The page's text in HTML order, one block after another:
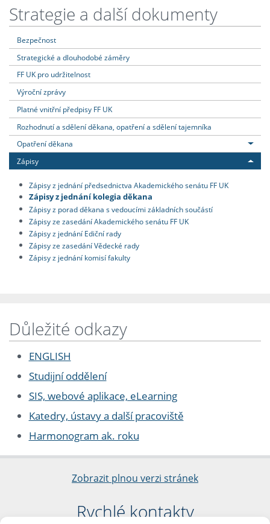
Strategie a další dokumenty
Bezpečnost
Strategické a dlouhodobé záměry
FF UK pro udržitelnost
Výroční zprávy
Platné vnitřní předpisy FF UK
Rozhodnutí a sdělení děkana, opatření a sdělení tajemníka
Opatření děkana
Zápisy
Zápisy z jednání předsednictva Akademického senátu FF UK
Zápisy z jednání kolegia děkana
Zápisy z porad děkana s vedoucími základních součástí
Zápisy ze zasedání Akademického senátu FF UK
Zápisy z jednání Ediční rady
Zápisy ze zasedání Vědecké rady
Zápisy z jednání komisí fakulty
Důležité odkazy
ENGLISH
Studijní oddělení
SIS, webové aplikace, eLearning
Katedry, ústavy a další pracoviště
Harmonogram ak. roku
Zobrazit plnou verzi stránek
Rychlé kontakty